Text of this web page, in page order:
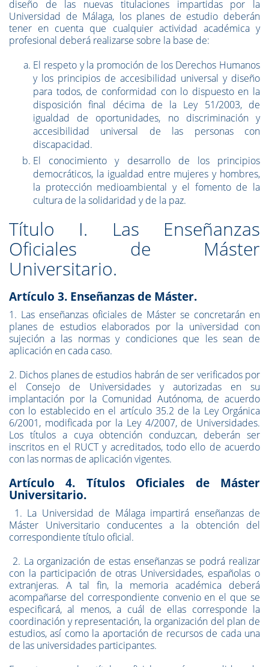
diseño de las nuevas titulaciones impartidas por la
Universidad de Málaga, los planes de estudio deberán
tener en cuenta que cualquier actividad académica y
profesional deberá realizarse sobre la base de:
El respeto y la promoción de los Derechos Humanos
y los principios de accesibilidad universal y diseño
para todos, de conformidad con lo dispuesto en la
disposición final décima de la Ley 51/2003, de
igualdad de oportunidades, no discriminación y
accesibilidad universal de las personas con
discapacidad.
El conocimiento y desarrollo de los principios
democráticos, la igualdad entre mujeres y hombres,
la protección medioambiental y el fomento de la
cultura de la solidaridad y de la paz.
Título I. Las Enseñanzas
Oficiales de Máster
Universitario.
Artículo 3. Enseñanzas de Máster.
1. Las enseñanzas oficiales de Máster se concretarán en
planes de estudios elaborados por la universidad con
sujeción a las normas y condiciones que les sean de
aplicación en cada caso.
2. Dichos planes de estudios habrán de ser verificados por
el Consejo de Universidades y autorizadas en su
implantación por la Comunidad Autónoma, de acuerdo
con lo establecido en el artículo 35.2 de la Ley Orgánica
6/2001, modificada por la Ley 4/2007, de Universidades.
Los títulos a cuya obtención conduzcan, deberán ser
inscritos en el RUCT y acreditados, todo ello de acuerdo
con las normas de aplicación vigentes.
Artículo 4. Títulos Oficiales de Máster
Universitario.
1. La Universidad de Málaga impartirá enseñanzas de
Máster Universitario conducentes a la obtención del
correspondiente título oficial.
2. La organización de estas enseñanzas se podrá realizar
con la participación de otras Universidades, españolas o
extranjeras. A tal fin, la memoria académica deberá
acompañarse del correspondiente convenio en el que se
especificará, al menos, a cuál de ellas corresponde la
coordinación y representación, la organización del plan de
estudios, así como la aportación de recursos de cada una
de las universidades participantes.